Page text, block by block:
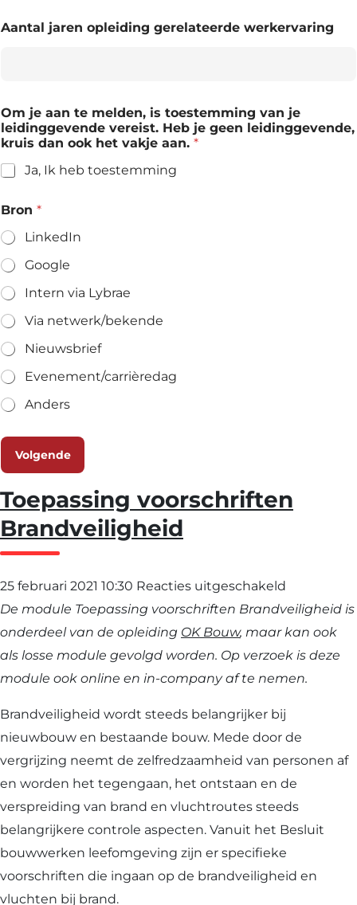
Aantal jaren opleiding gerelateerde werkervaring
Om je aan te melden, is toestemming van je
leidinggevende vereist. Heb je geen leidinggevende,
kruis dan ook het vakje aan. *
Ja, Ik heb toestemming
Bron *
LinkedIn
Google
Intern via Lybrae
Via netwerk/bekende
Nieuwsbrief
Evenement/carrièredag
Anders
Volgende
Toepassing voorschriften
Brandveiligheid
25 februari 2021 10:30 Reacties uitgeschakeld
Toepassing
De module Toepassing voorschriften Brandveiligheid is
onderdeel van de opleiding OK Bouw, maar kan ook
als losse module gevolgd worden. Op verzoek is deze
module ook online en in-company af te nemen.
Brandveiligheid wordt steeds belangrijker bij
nieuwbouw en bestaande bouw. Mede door de
vergrijzing neemt de zelfredzaamheid van personen af
en worden het tegengaan, het ontstaan en de
verspreiding van brand en vluchtroutes steeds
belangrijkere controle aspecten. Vanuit het Besluit
bouwwerken leefomgeving zijn er specifieke
voorschriften die ingaan op de brandveiligheid en
vluchten bij brand.